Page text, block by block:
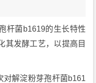
杆菌b1619的生长特性
其发酵工艺，以提高目
对解淀粉芽孢杆菌b161